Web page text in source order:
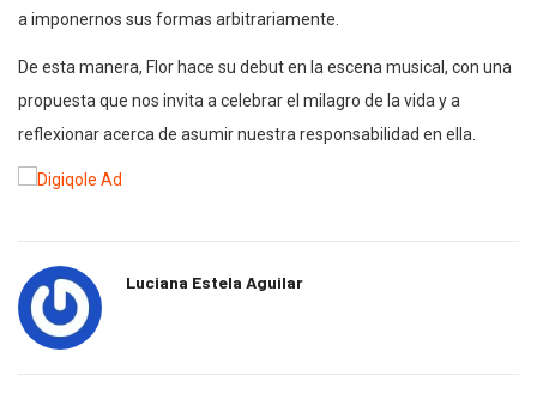
a imponernos sus formas arbitrariamente.
De esta manera, Flor hace su debut en la escena musical, con una
propuesta que nos invita a celebrar el milagro de la vida y a
reflexionar acerca de asumir nuestra responsabilidad en ella.
Luciana Estela Aguilar